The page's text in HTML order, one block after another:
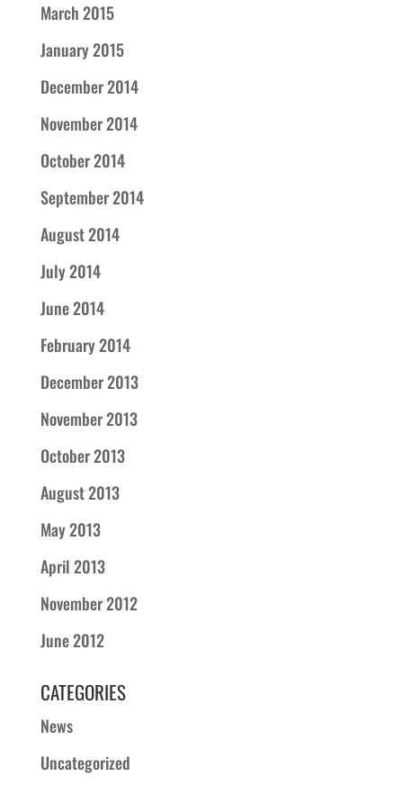
March 2015
January 2015
December 2014
November 2014
October 2014
September 2014
August 2014
July 2014
June 2014
February 2014
December 2013
November 2013
October 2013
August 2013
May 2013
April 2013
November 2012
June 2012
CATEGORIES
News
Uncategorized